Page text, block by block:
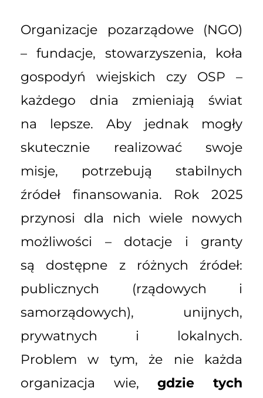
Organizacje pozarządowe (NGO)
– fundacje, stowarzyszenia, koła
gospodyń wiejskich czy OSP –
każdego dnia zmieniają świat
na lepsze. Aby jednak mogły
skutecznie realizować swoje
misje, potrzebują stabilnych
źródeł finansowania. Rok 2025
przynosi dla nich wiele nowych
możliwości – dotacje i granty
są dostępne z różnych źródeł:
publicznych (rządowych i
samorządowych), unijnych,
prywatnych i lokalnych.
Problem w tym, że nie każda
organizacja wie,gdzie tych